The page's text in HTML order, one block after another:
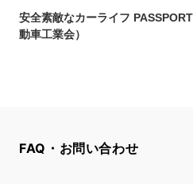
安全素敵なカーライフ
動車工業会）
FAQ・お問い合わせ